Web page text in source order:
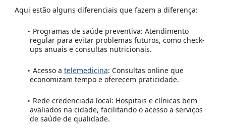
Aqui estão alguns diferenciais que fazem a diferença:
Programas de saúde preventiva: Atendimento
regular para evitar problemas futuros, como check-
ups anuais e consultas nutricionais.
Acesso a telemedicina: Consultas online que
economizam tempo e oferecem praticidade.
Rede credenciada local: Hospitais e clínicas bem
avaliados na cidade, facilitando o acesso a serviços
de saúde de qualidade.